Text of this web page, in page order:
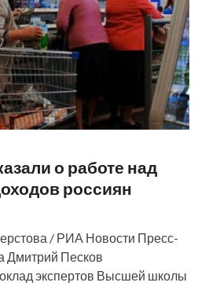
о работе над
россиян
/ РИА Новости Пресс-
Дмитрий Песков
экспертов Высшей школы